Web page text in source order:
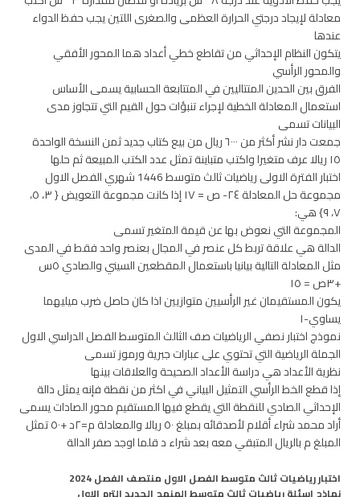
معادلة لإيجاد درجتي الحرارة العظمى والصغرى اللتين يجب حفظ الدواء
عندها
يتكون النظام الإحداثي من تقاطع خطي أعداد هما المحور الأفقي
والمحور الرأسي
الفرق بين الحدين المتتاليين في المتتابعة الحسابية يسمى الأساس
استعمال المعادلة الخطية لإجراء تنبؤات حول القيم التي تتجاوز مدى
البيانات تسمى
جمعت دار نشر أكثر من ٦٠٠٠ ريال من بيع كتاب جديد ثمن النسخة الواحدة
١٥ ريالا عرف متغيرا واكتب متباينة تمثل عدد الكتب المبيعة ثم حلها
اختبار الفترة الاولى رياضيات ثالث متوسط 1446 شهري الفصل الاول
مجموعة حل المعادلة ٢٤- ص = ١٧ إذا كانت مجموعة التعويض { ٣، ٥،
٧، ٩} هي:
المجموعة التي نعوض بها عن قيمة المتغير تسمى
الدالة هي علاقة تربط كل عنصر في المجال بعنصر واحد فقط في المدى
مثل المعادلة التالية بيانيا باستعمال المقطعين السيني والصادي ٥س
+٣ص = ١٥
يكون المستقيمان غير الرأسيين متوازيين اذا كان حاصل ضرب ميليهما
يساوي-١
نموذج اختبار نصفي الرياضيات صف الثالث المتوسط الفصل الدراسي الاول
الجملة الرياضية التي تحتوي على عبارات جبرية ورموز تسمى
نظرية الأعداد هي دراسة الأعداد الصحيحة والعلاقات بينها
إذا قطع الخط الرأسي التمثيل البياني في اكثر من نقطة فإنه يمثل دالة
الإحداثي الصادي للنقطة التي يقطع فيها المستقيم محور الصادات يسمى
أراد محمد شراء أقلام لأصدقائه بمبلغ ٥٠ ريالا والمعادلة م=٢د +٥٠ تمثل
المبلغ م بالريال المتبقي معه بعد شراء د قلما اوجد صفر الدالة
اختبار رياضيات ثالث متوسط الفصل الاول منتصف الفصل 2024
نماذج اسئلة رياضيات ثالث متوسط المنهج الجديد الترم الاول